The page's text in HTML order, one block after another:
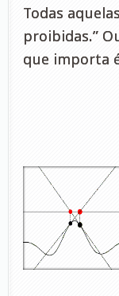
Todas
proibidas.”
que importa